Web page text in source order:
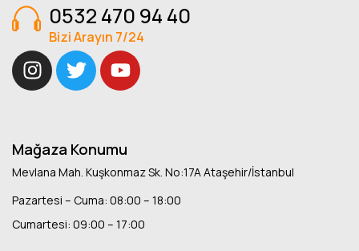
0532 470 94 40
Bizi Arayın 7/24
Mağaza Konumu
Mevlana Mah. Kuşkonmaz Sk. No:17A Ataşehir/İstanbul
Pazartesi – Cuma: 08:00 – 18:00
Cumartesi: 09:00 – 17:00